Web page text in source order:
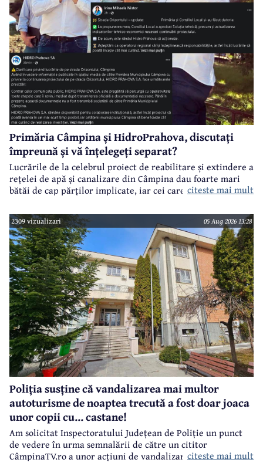
Primăria Câmpina și HidroPrahova, discutați
împreună și vă înțelegeți separat?
Lucrările de la celebrul proiect de reabilitare și extindere a
rețelei de apă și canalizare din Câmpina dau foarte mari
bătăi de cap părților implicate, iar cei care suferă sunt
Orizontului.
citeste mai mult
2309 vizualizari 05 Aug 2026 13:28
Poliția susține că vandalizarea mai multor
autoturisme de noaptea trecută a fost doar joaca
unor copii cu... castane!
Am solicitat Inspectoratului Județean de Poliție un punct
de vedere în urma semnalării de către un cititor
CâmpinaTV.ro a unor acțiuni de vandalizare a unorciteste mai mult